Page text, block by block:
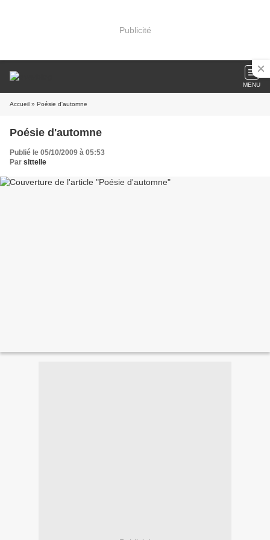
Publicité
MENU
Accueil » Poésie d'automne
Poésie d'automne
Publié le 05/10/2009 à 05:53
Par sittelle